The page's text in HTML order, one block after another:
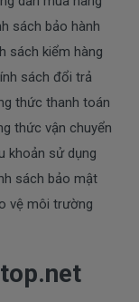
Pavilion
sản phẩm pin
ảnh hưởng tới
14-
nội thành
sách bảo hành
sách kiểm hàng
sách đổi trả
thức thanh toán
thức vận chuyển
khoản sử dụng
sách bảo mật
vệ môi trường